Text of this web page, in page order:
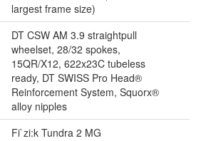
largest frame size)
DT CSW AM 3.9 straightpull
wheelset, 28/32 spokes,
15QR/X12, 622x23C tubeless
ready, DT SWISS Pro Head®
Reinforcement System, Squorx®
alloy nipples
Fi`zi:k Tundra 2 MG